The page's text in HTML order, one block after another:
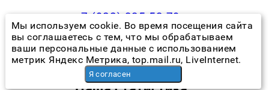
+7 (922) 335-53-79,
news@progorodchelny.ru
Мы используем cookie. Во время посещения сайта
вы соглашаетесь с тем, что мы обрабатываем
ваши персональные данные с использованием
метрик Яндекс Метрика, top.mail.ru, LiveInternet.
Я согласен